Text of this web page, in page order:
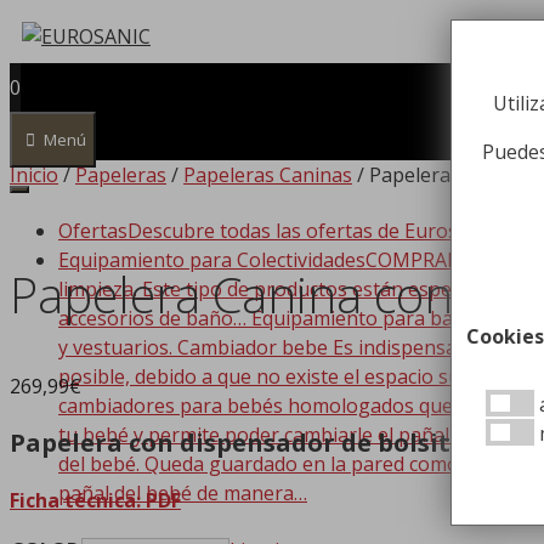
Saltar
contenido
0
Menú
OfertasDescubre todas las ofertas de Eurosanic!!!
Equipamiento para ColectividadesCOMPRAR
limpieza. Este tipo de productos están
accesorios de baño… Equipamiento para baño
y vestuarios. Cambiador bebe Es indispensable que
posible, debido a que no existe el espacio suficiente
cambiadores para bebés homologados que se
tu bebé y permite poder cambiarle el pañal de
del bebé. Queda guardado en la pared como si de
pañal del bebé de manera…
Inicio/Papeleras / Papeleras Caninas / Papelera Canina
Papelera Canina con
269,99€
Papelera con dispensador de bolsitas
Ficha técnica: PDF
Cookies